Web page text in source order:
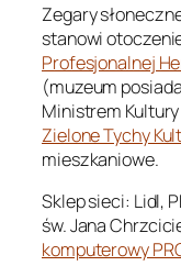
Zegary
stanowi
Profesjonalnej
(muzeum
Ministrem
Zielone Tychy
mieszkaniowe.
Sklep sieci: Lidl,
św. Jana
komputerowy